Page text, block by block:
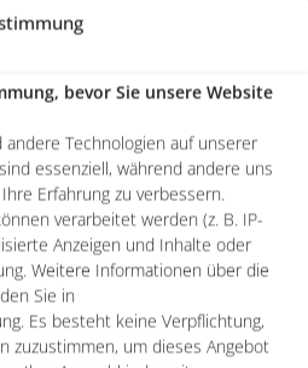
bevor Sie unsere Website
Technologien auf unserer
essenziell, während andere uns
Erfahrung zu verbessern.
verarbeitet werden (z. B. IP-
Anzeigen und Inhalte oder
Weitere Informationen über die
Sie in
Es besteht keine Verpflichtung,
zuzustimmen, um dieses Angebot
PSA haben alle Teams –
Backoffice – Zugriff auf
Jederzeit und von überall.
Software, kurz CPQ,
den Warenpreis für ein sich
an Variablen genau zu
automatisierte Lösung zur